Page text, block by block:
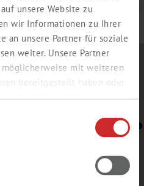
unsere Website zu
wir Informationen zu Ihrer
an unsere Partner für soziale
weiter. Unsere Partner
mit weiteren
bereitgestellt haben oder
der Dienste gesammelt
E-NEWS ?
Einladungen zu